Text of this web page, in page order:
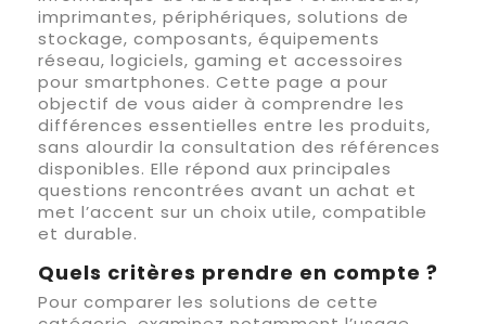
imprimantes, périphériques, solutions de
stockage, composants, équipements
réseau, logiciels, gaming et accessoires
pour smartphones. Cette page a pour
objectif de vous aider à comprendre les
différences essentielles entre les produits,
sans alourdir la consultation des références
disponibles. Elle répond aux principales
questions rencontrées avant un achat et
met l’accent sur un choix utile, compatible
et durable.
Quels critères prendre en compte ?
Pour comparer les solutions de cette